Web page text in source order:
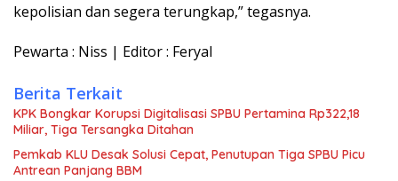
kepolisian dan segera terungkap,” tegasnya.
Pewarta : Niss | Editor : Feryal
Berita Terkait
KPK Bongkar Korupsi Digitalisasi SPBU Pertamina Rp322,18
Miliar, Tiga Tersangka Ditahan
Pemkab KLU Desak Solusi Cepat, Penutupan Tiga SPBU Picu
Antrean Panjang BBM